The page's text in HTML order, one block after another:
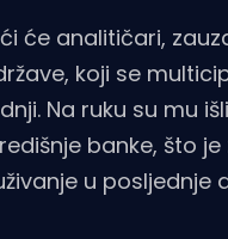
će analitičari,
koji se
Na ruku su mu
banke, što
u posljednje